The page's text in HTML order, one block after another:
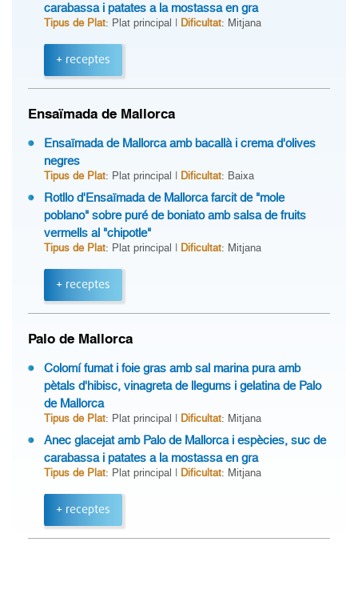
carabassa i patates a la mostassa en gra
Tipus de Plat: Plat principal | Dificultat: Mitjana
+ receptes
Ensaïmada de Mallorca
Ensaïmada de Mallorca amb bacallà i crema d'olives
negres
Tipus de Plat: Plat principal | Dificultat: Baixa
Rotllo d'Ensaïmada de Mallorca farcit de "mole
poblano" sobre puré de boniato amb salsa de fruits
vermells al "chipotle"
Tipus de Plat: Plat principal | Dificultat: Mitjana
+ receptes
Palo de Mallorca
Colomí fumat i foie gras amb sal marina pura amb
pètals d'hibisc, vinagreta de llegums i gelatina de Palo
de Mallorca
Tipus de Plat: Plat principal | Dificultat: Mitjana
Anec glacejat amb Palo de Mallorca i espècies, suc de
carabassa i patates a la mostassa en gra
Tipus de Plat: Plat principal | Dificultat: Mitjana
+ receptes